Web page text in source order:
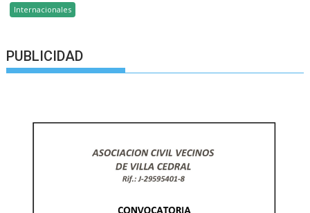
Internacionales
PUBLICIDAD